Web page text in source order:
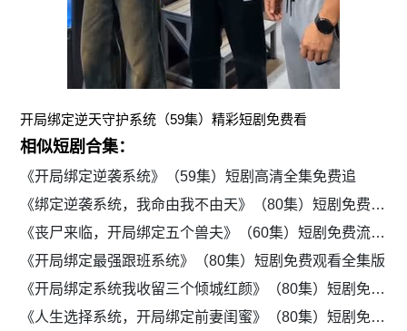
开局绑定逆天守护系统（59集）精彩短剧免费看
相似短剧合集：
《开局绑定逆袭系统》（59集）短剧高清全集免费追
《绑定逆袭系统，我命由我不由天》（80集）短剧免费畅享全集
《丧尸来临，开局绑定五个兽夫》（60集）短剧免费流畅观看
《开局绑定最强跟班系统》（80集）短剧免费观看全集版
《开局绑定系统我收留三个倾城红颜》（80集）短剧免费解锁全集剧情
《人生选择系统，开局绑定前妻闺蜜》（80集）短剧免费在线追完整版